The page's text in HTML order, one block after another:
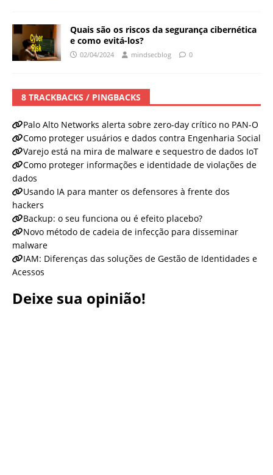
Quais são os riscos da segurança cibernética
e como evitá-los?
02/04/2024 mindsecblog 0
8 TRACKBACKS / PINGBACKS
Palo Alto Networks alerta sobre zero-day crítico no PAN-O
Como proteger usuários e dados contra Engenharia Social
Varejo está na mira de malware e sequestro de dados IoT
Como proteger informações e identidade de violações de
dados
Usando IA para manter os defensores à frente dos
hackers
Backup: o seu funciona ou é efeito placebo?
Novo método de cadeia de infecção para disseminar
malware
IAM: Diferenças das soluções de Gestão de Identidades e
Acessos
Deixe sua opinião!